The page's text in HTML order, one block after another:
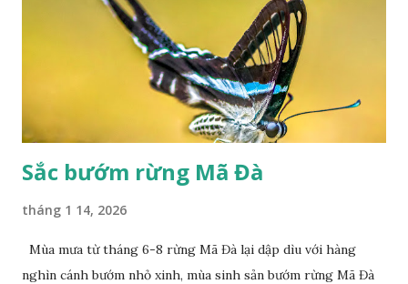
Sắc bướm rừng Mã Đà
tháng 1 14, 2026
Mùa mưa từ tháng 6-8 rừng Mã Đà lại dập dìu với hàng
nghìn cánh bướm nhỏ xinh, mùa sinh sản bướm rừng Mã Đà